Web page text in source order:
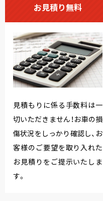
お見積り無料
見積もりに係る手数料は一
切いただきません！お車の損
傷状況をしっかり確認し、お
客様のご要望を取り入れた
お見積りをご提示いたしま
す。